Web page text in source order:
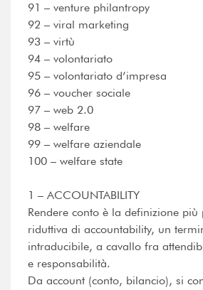
91 – venture philantropy
92 – viral marketing
93 – virtù
94 – volontariato
95 – volontariato d’impresa
96 – voucher sociale
97 – web 2.0
98 – welfare
99 – welfare aziendale
100 – welfare state
1 – ACCOUNTABILITY
Rendere conto è la definizione
riduttiva di accountability, un
intraducibile, a cavallo fra
e responsabilità.
Da account (conto, bilancio), si